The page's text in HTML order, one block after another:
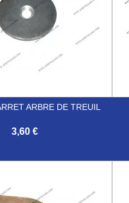
ARBRE DE TREUIL
3,60 €